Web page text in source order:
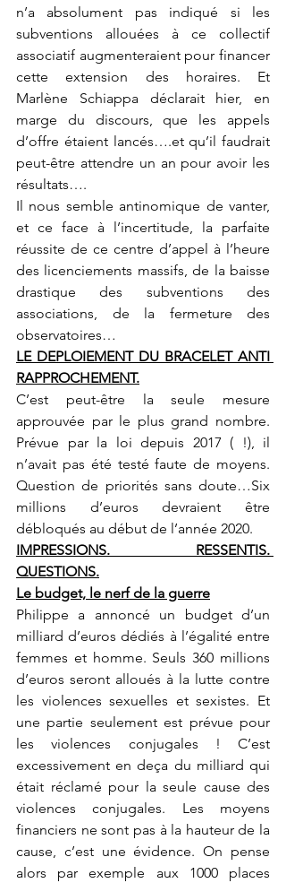
n’a absolument pas indiqué si les
subventions allouées à ce collectif
associatif augmenteraient pour financer
cette extension des horaires. Et
Marlène Schiappa déclarait hier, en
marge du discours, que les appels
d’offre étaient lancés….et qu’il faudrait
peut-être attendre un an pour avoir les
résultats….
Il nous semble antinomique de vanter,
et ce face à l’incertitude, la parfaite
réussite de ce centre d’appel à l’heure
des licenciements massifs, de la baisse
drastique des subventions des
associations, de la fermeture des
observatoires…
LE DEPLOIEMENT DU BRACELET ANTI
RAPPROCHEMENT.
C’est peut-être la seule mesure
approuvée par le plus grand nombre.
Prévue par la loi depuis 2017 ( !), il
n’avait pas été testé faute de moyens.
Question de priorités sans doute…Six
millions d’euros devraient être
débloqués au début de l’année 2020.
IMPRESSIONS. RESSENTIS.
QUESTIONS.
Le budget, le nerf de la guerre
Philippe a annoncé un budget d’un
milliard d’euros dédiés à l’égalité entre
femmes et homme. Seuls 360 millions
d’euros seront alloués à la lutte contre
les violences sexuelles et sexistes. Et
une partie seulement est prévue pour
les violences conjugales ! C’est
excessivement en deça du milliard qui
était réclamé pour la seule cause des
violences conjugales. Les moyens
financiers ne sont pas à la hauteur de la
cause, c’est une évidence. On pense
alors par exemple aux 1000 places